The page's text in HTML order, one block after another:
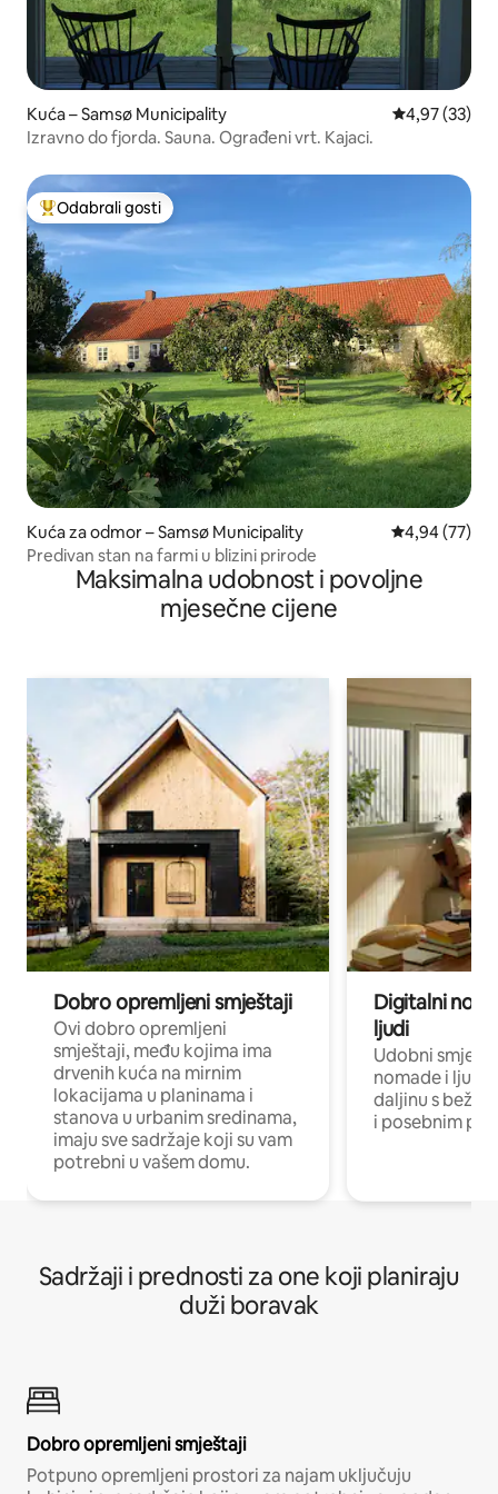
Kuća – Samsø Municipality Prosječna
4,97 (33)
Izravno do fjorda. Sauna. Ograđeni vrt. Kajaci.
Među najviše rangiranima s oznakom „Odabrali gosti”
Odabrali gosti
Kuća za odmor – Samsø Municipality Prosječna
4,94 (77)
Predivan stan na farmi u blizini prirode
Maksimalna udobnost i povoljne
mjesečne cijene
Dobro opremljeni smještaji
Ovi dobro opremljeni
smještaji, među kojima ima
drvenih kuća na mirnim
lokacijama u planinama i
stanova u urbanim sredinama,
imaju sve sadržaje koji su vam
potrebni u vašem domu.
Digitalni
ljudi
Udobni
nomade i ljude
daljinu s
i posebnim
Sadržaji i prednosti za one koji planiraju
duži boravak
Dobro opremljeni smještaji
Potpuno opremljeni prostori za najam uključuju